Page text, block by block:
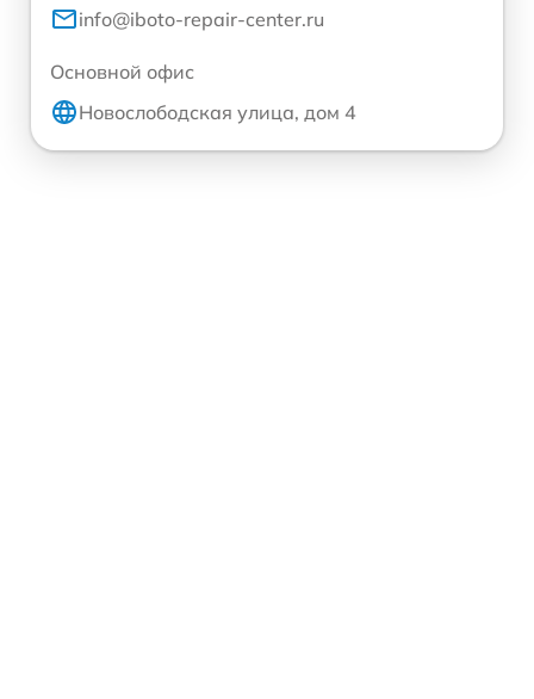
info@iboto-repair-center.ru
Основной офис
Новослободская улица, дом 4